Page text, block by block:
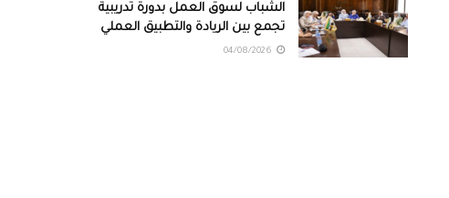
الشباب لسوق العمل بدورة تدريبية
تجمع بين الريادة والتطبيق العملي